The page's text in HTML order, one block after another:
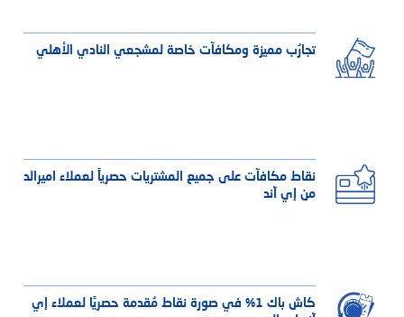
تجارُب مميزة ومكافآت خاصة لمشجعي النادي الأهلي
نقاط مكافآت على جميع المشتريات حصرياً لعملاء اميرالد
من إي آند
كاش باك 1% في صورة نقاط مُقدمة حصريًا لعملاء إي